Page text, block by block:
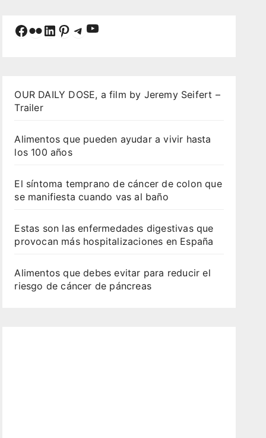
Facebook
Flickr
LinkedIn
Pinterest
Telegram
YouTube
OUR DAILY DOSE, a film by Jeremy Seifert –
Trailer
Alimentos que pueden ayudar a vivir hasta
los 100 años
El síntoma temprano de cáncer de colon que
se manifiesta cuando vas al baño
Estas son las enfermedades digestivas que
provocan más hospitalizaciones en España
Alimentos que debes evitar para reducir el
riesgo de cáncer de páncreas